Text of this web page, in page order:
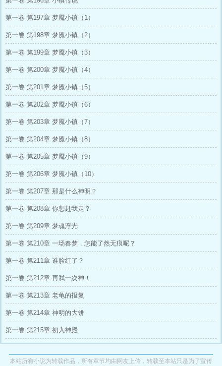
第一卷 第197章 梦魇小镇（1）
第一卷 第198章 梦魇小镇（2）
第一卷 第199章 梦魇小镇（3）
第一卷 第200章 梦魇小镇（4）
第一卷 第201章 梦魇小镇（5）
第一卷 第202章 梦魇小镇（6）
第一卷 第203章 梦魇小镇（7）
第一卷 第204章 梦魇小镇（8）
第一卷 第205章 梦魇小镇（9）
第一卷 第206章 梦魇小镇（10）
第一卷 第207章 那是什么神明？
第一卷 第208章 你想赶我走？
第一卷 第209章 梦魂浮光
第一卷 第210章 一场春梦，怎能了然无痕呢？
第一卷 第211章 谁脸红了？
第一卷 第212章 再弑一次神！
第一卷 第213章 老龟的报复
第一卷 第214章 神明的大饼
第一卷 第215章 初入神殿
本站所有小说为转载作品，所有章节均由网友上传，转载至本站只是为了宣传